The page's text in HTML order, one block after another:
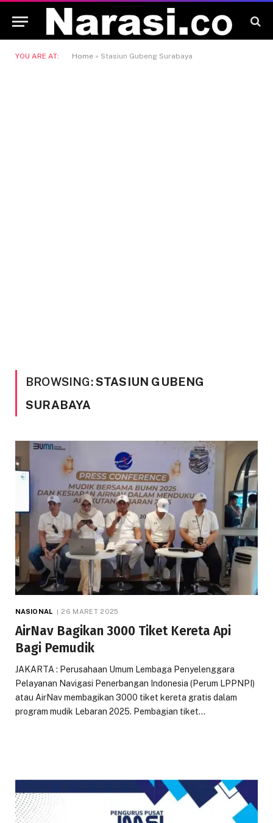
YOU ARE AT: Home » Stasiun Gubeng Surabaya
BROWSING:STASIUN GUBENG
SURABAYA
NASIONAL 26 MARET 2025
AirNav Bagikan 3000 Tiket Kereta Api
Bagi Pemudik
JAKARTA : Perusahaan Umum Lembaga Penyelenggara
Pelayanan Navigasi Penerbangan Indonesia (Perum LPPNPI)
atau AirNav membagikan 3000 tiket kereta gratis dalam
program mudik Lebaran 2025. Pembagian tiket…